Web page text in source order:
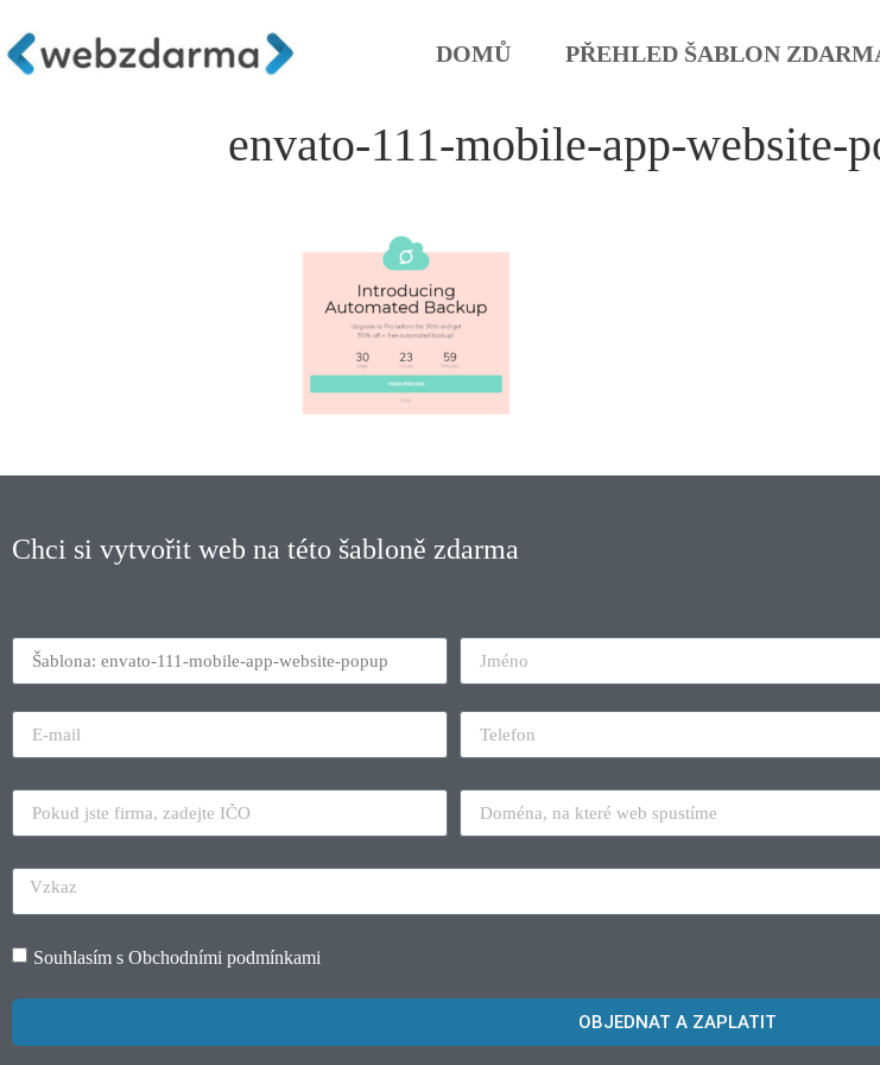
DOMŮ PŘEHLED ŠABLON
envato-111-mobile-app-website-
Chci si vytvořit web na této šabloně zdarma
Souhlasím s Obchodními podmínkami
OBJEDNAT A ZAPLATIT